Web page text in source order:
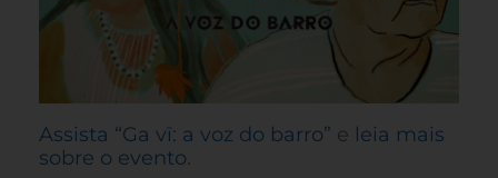
Assista “Ga vī: a voz do barro” e leia mais
sobre o evento.